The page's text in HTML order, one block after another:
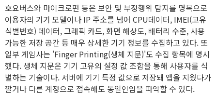
호요버스와 마이크로펀 등은 보안 및 부정행위 탐지를 명목으로
이용자의 기기 모델이나 IP 주소를 넘어 CPU데이터, IMEI(고유
식별번호) 데이터, 그래픽 카드, 화면 해상도, 배터리 수준, 사용
가능한 저장 공간 등 매우 상세한 기기 정보를 수집하고 있다. 또
일부 게임사는 'Finger Printing(생체 지문)'도 수집 항목에 명시
했다. 생체 지문은 기기 고유의 설정 값 조합을 통해 사용자를 식
별하는 기술이다. 서버에 기기 특정 값으로 저장돼 앱을 지웠다가
깔거나 다른 계정으로 접속해도 동일인임을 파악할 수 있다.